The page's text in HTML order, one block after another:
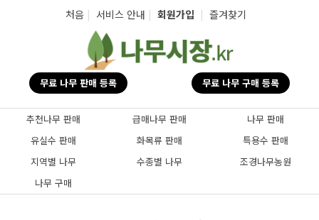
처음 | 서비스 안내 | 회원가입 | 즐겨찾기
무료 나무 판매 등록 무료 나무 구매 등록
추천나무 판매 급매나무 판매
나무 판매
유실수 판매
화목류 판매
특용수 판매
지역별 나무
수종별 나무
조경나무농원
나무 구매